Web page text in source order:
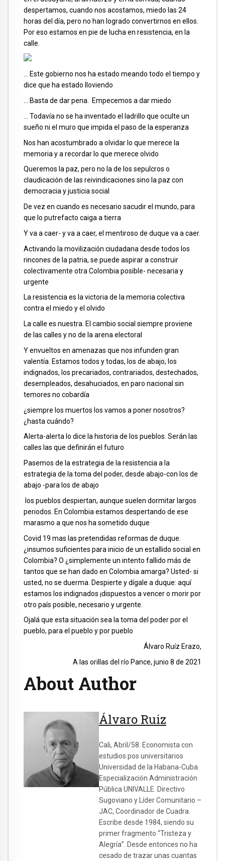
despertamos, cuando nos acostamos, miedo las 24
horas del día, pero no han logrado convertirnos en ellos.
Por eso estamos en pie de lucha en resistencia, en la
calle.
… Este gobierno nos ha estado meando todo el tiempo y
dice que ha estado lloviendo
… Basta de dar pena. Empecemos a dar miedo
… Todavía no se ha inventado el ladrillo que oculte un
sueño ni el muro que impida el paso de la esperanza
Nos han acostumbrado a olvidar lo que merece la
memoria y a recordar lo que merece olvido
Queremos la paz, pero no la de los sepulcros o
claudicación de las reivindicaciones sino la paz con
democracia y justicia social
De vez en cuando es necesario sacudir el mundo, para
que lo putrefacto caiga a tierra
Y va a caer- y va a caer, el mentiroso de duque va a caer.
Activando la movilización ciudadana desde todos los
rincones de la patria, se puede aspirar a construir
colectivamente otra Colombia posible- necesaria y
urgente
La resistencia es la victoria de la memoria colectiva
contra el miedo y el olvido
La calle es nuestra. El cambio social siempre proviene
de las calles y no de la arena electoral
Y envueltos en amenazas que nos infunden gran
valentía. Estamos todos y todas, los de abajo, los
indignados, los precariados, contrariados, destechados,
desempleados, desahuciados, en paro nacional sin
temores no cobardía
¿siempre los muertos los vamos a poner nosotros?
¿hasta cuándo?
Alerta-alerta lo dice la historia de los pueblos. Serán las
calles las que definirán el futuro
Pasemos de la estrategia de la resistencia a la
estrategia de la toma del poder, desde abajo-con los de
abajo -para los de abajo
los pueblos despiertan, aunque suelen dormitar largos
periodos. En Colombia estamos despertando de ese
marasmo a que nos ha sometido duque
Covid 19 mas las pretendidas reformas de duque.
¿insumos suficientes para inicio de un estallido social en
Colombia? O ¿simplemente un intento fallido más de
tantos que se han dado en Colombia amarga? Usted- si
usted, no se duerma. Despierte y dígale a duque: aquí
estamos los indignados ¡dispuestos a vencer o morir por
otro país posible, necesario y urgente.
Ojalá que esta situación sea la toma del poder por el
pueblo, para el pueblo y por pueblo
Álvaro Ruíz Erazo,
A las orillas del río Pance, junio 8 de 2021
About Author
Álvaro Ruiz
Cali, Abril/58. Economista con
estudios pos universitarios
Universidad de la Habana-Cuba.
Especialización Administración
Pública UNIVALLE. Directivo
Sugoviano y Líder Comunitario –
JAC, Coordinador de Cuadra.
Escribe desde 1984, siendo su
primer fragmento “Tristeza y
Alegría”. Desde entonces no ha
cesado de trazar unas cuantas